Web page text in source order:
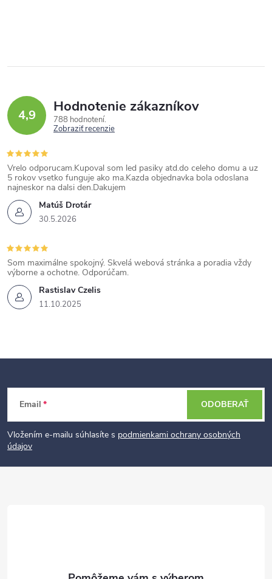
4,9 Hodnotenie zákazníkov
788 hodnotení
Zobraziť recenzie
Matúš Drotár
30.5.2026
Vrelo odporucam.Kupoval som led pasiky atd.do celeho domu a uz
5 rokov vsetko funguje ako ma.Kazda objednavka bola odoslana
najneskor na dalsi den.Dakujem
Rastislav Czelis
11.10.2025
Som maximálne spokojný. Skvelá webová stránka a poradia vždy
výborne a ochotne. Odporúčam.
t
Email
Vložením e-mailu súhlasíte s podmienkami ochrany osobných
údajov
ODOBERAŤ